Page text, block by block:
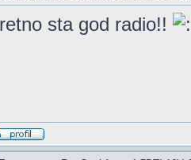
sta god radio!!